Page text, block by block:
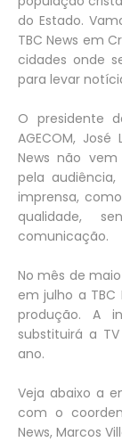
do Estado.
TBC News em
cidades onde
para levar
O presidente
AGECOM,
News não
pela
imprensa,
qualidade,
comunicação.
No mês de
em julho a TBC
produção. A
substituirá a
ano.
Veja abaixo a
com o
News, Marcos